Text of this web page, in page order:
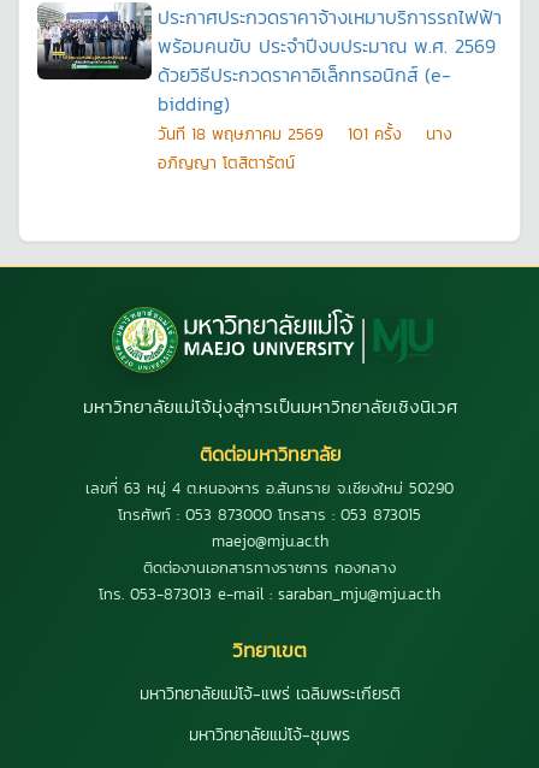
ประกาศประกวดราคาจ้างเหมาบริการรถไฟฟ้า
พร้อมคนขับ ประจำปีงบประมาณ พ.ศ. 2569
ด้วยวิธีประกวดราคาอิเล็กทรอนิกส์ (e-
bidding)
วันที 18 พฤษภาคม 2569 101 ครั้ง
นาง
อภิญญา โตสิตารัตน์
มหาวิทยาลัยแม่โจ้มุ่งสู่การเป็นมหาวิทยาลัยเชิงนิเวศ
ติดต่อมหาวิทยาลัย
เลขที่ 63 หมู่ 4 ต.หนองหาร อ.สันทราย จ.เชียงใหม่ 50290
โทรศัพท์ : 053 873000 โทรสาร : 053 873015
maejo@mju.ac.th
ติดต่องานเอกสารทางราชการ กองกลาง
โทร. 053-873013 e-mail : saraban_mju@mju.ac.th
วิทยาเขต
มหาวิทยาลัยแม่โจ้-แพร่ เฉลิมพระเกียรติ
มหาวิทยาลัยแม่โจ้-ชุมพร